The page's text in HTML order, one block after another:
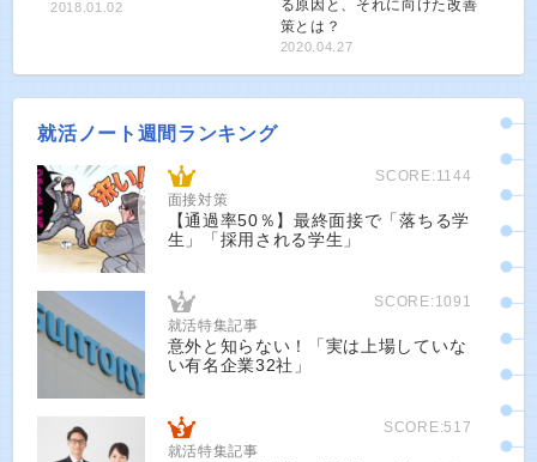
2018.01.02
る原因と、それに向けた改善
策とは？
2020.04.27
就活ノート週間ランキング
SCORE:1144
面接対策
【通過率50％】最終面接で「落ちる学
生」「採用される学生」
SCORE:1091
就活特集記事
意外と知らない！「実は上場していな
い有名企業32社」
SCORE:517
就活特集記事